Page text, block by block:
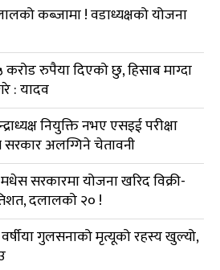
कब्जामा ! वडाध्यक्षको योजना
रुपैया दिएको छु, हिसाब माग्दा
: यादव
नियुक्ति नभए एसइई परीक्षा
सरकार अलग्गिने चेतावनी
सरकारमा योजना खरिद विक्री-
दलालको २० !
गुलसनाको मृत्यूको रहस्य खुल्यो,